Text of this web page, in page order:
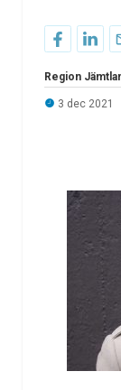
Region
3 dec 2021